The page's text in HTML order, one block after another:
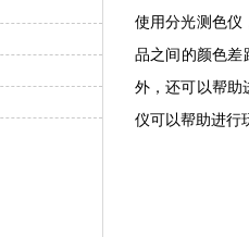
使用分光测色仪
品之间的颜色差
外，还可以帮助
仪可以帮助进行